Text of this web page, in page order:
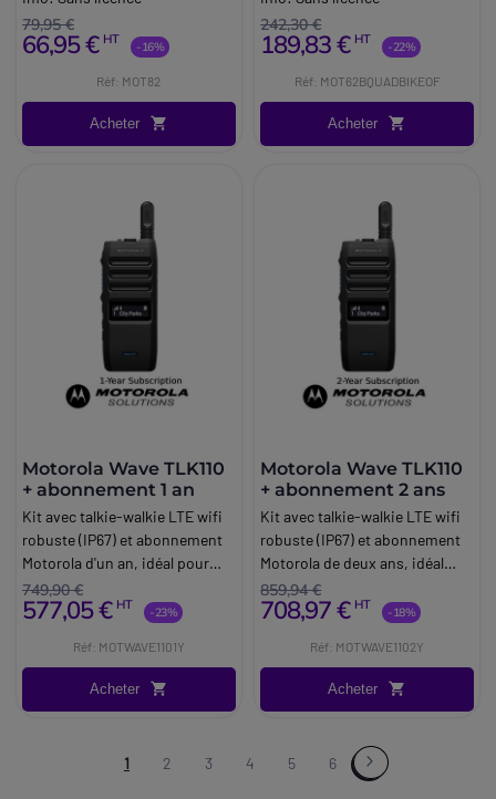
79,95 €
66,95 € HT -16%
Réf: MOT82
Acheter
242,30 €
189,83 € HT -22%
Réf: MOT62BQUADBIKEOF
Acheter
Motorola Wave TLK110
+ abonnement 1 an
Kit avec talkie-walkie LTE wifi
robuste (IP67) et abonnement
Motorola d'un an, idéal pour
communiquer instantanément
en équipe.
749,90 €
577,05 € HT -23%
Réf: MOTWAVE1101Y
Acheter
Motorola Wave TLK110
+ abonnement 2 ans
Kit avec talkie-walkie LTE wifi
robuste (IP67) et abonnement
Motorola de deux ans, idéal
pour communiquer
instantanément en équipe.
859,94 €
708,97 € HT -18%
Réf: MOTWAVE1102Y
Acheter
1 2 3 4 5 6